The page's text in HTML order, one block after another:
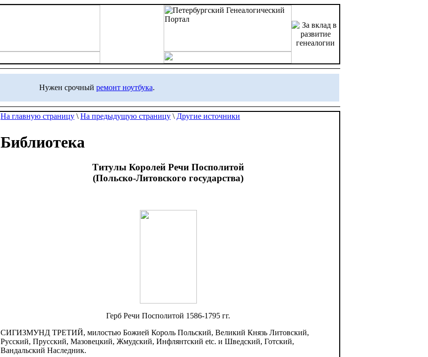
Нужен срочный ремонт ноутбука.
На главную страницу \ На предыдущую страницу \ Другие источники
Библиотека
Титулы Королей Речи Посполитой
(Польско-Литовского государства)
Герб Речи Посполитой 1586-1795 гг.
СИГИЗМУНД ТРЕТИЙ, милостью Божией Король Польский, Великий Князь Литовский,
Русский, Прусский, Мазовецкий, Жмудский, Инфлянтский etc. и Шведский, Готский,
Вандальский Наследник.